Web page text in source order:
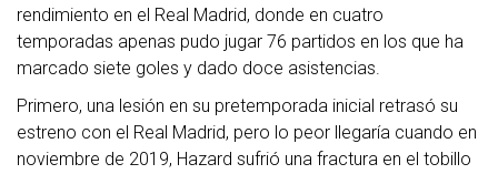
rendimiento en el Real Madrid, donde en cuatro
temporadas apenas pudo jugar 76 partidos en los que ha
marcado siete goles y dado doce asistencias.
Primero, una lesión en su pretemporada inicial retrasó su
estreno con el Real Madrid, pero lo peor llegaría cuando en
noviembre de 2019, Hazard sufrió una fractura en el tobillo